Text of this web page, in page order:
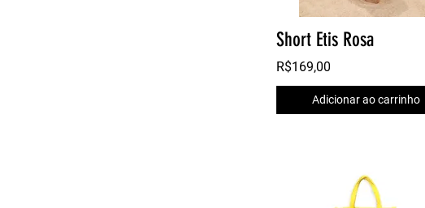
Short Etis Rosa
R$169,00
Adicionar ao carrinho